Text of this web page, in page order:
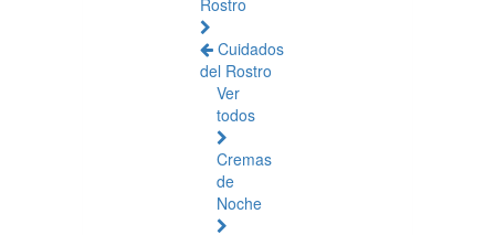
Rostro
Cuidados
del Rostro
Ver
todos
Cremas
de
Noche